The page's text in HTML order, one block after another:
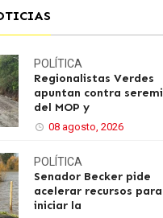
POLÍTICA
Regionalistas Verdes
apuntan contra seremi
del MOP y
08 agosto, 2026
POLÍTICA
Senador Becker pide
acelerar recursos para
iniciar la